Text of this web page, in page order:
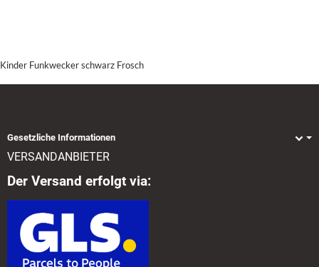
Kinder Funkwecker schwarz Frosch
Gesetzliche Informationen
VERSANDANBIETER
Der Versand erfolgt via: